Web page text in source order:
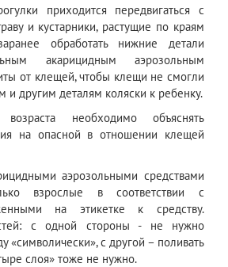
приходится передвигаться с
и кустарники, растущие по краям
обработать нижние детали
акарицидным аэрозольным
от клещей, чтобы клещи не смогли
и другим деталям коляски к ребенку.
необходимо объяснять
на опасной в отношении клещей
аэрозольными средствами
взрослые в соответствии с
на этикетке к средству.
с одной стороны - не нужно
«символически», с другой – поливать
слоя» тоже не нужно.